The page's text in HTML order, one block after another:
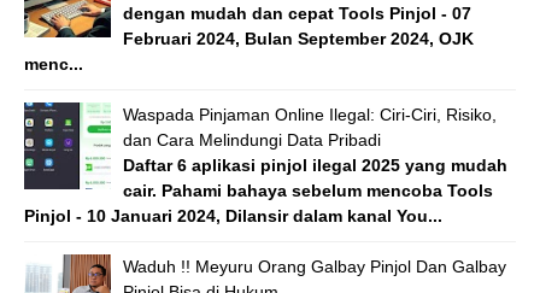
dengan mudah dan cepat Tools Pinjol - 07
Februari 2024, Bulan September 2024, OJK
menc...
Waspada Pinjaman Online Ilegal: Ciri-Ciri, Risiko,
dan Cara Melindungi Data Pribadi
Daftar 6 aplikasi pinjol ilegal 2025 yang mudah
cair. Pahami bahaya sebelum mencoba Tools
Pinjol - 10 Januari 2024, Dilansir dalam kanal You...
Waduh !! Meyuru Orang Galbay Pinjol Dan Galbay